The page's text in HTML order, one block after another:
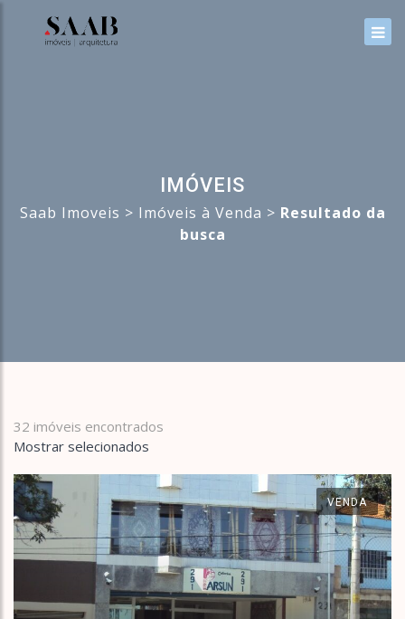
IMÓVEIS
Saab Imoveis > Imóveis à Venda > Resultado da
busca
32 imóveis encontrados
Mostrar selecionados
VENDA